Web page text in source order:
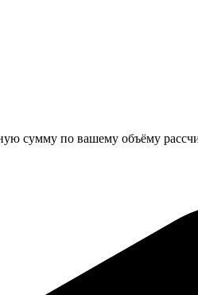
сумму по вашему объёму